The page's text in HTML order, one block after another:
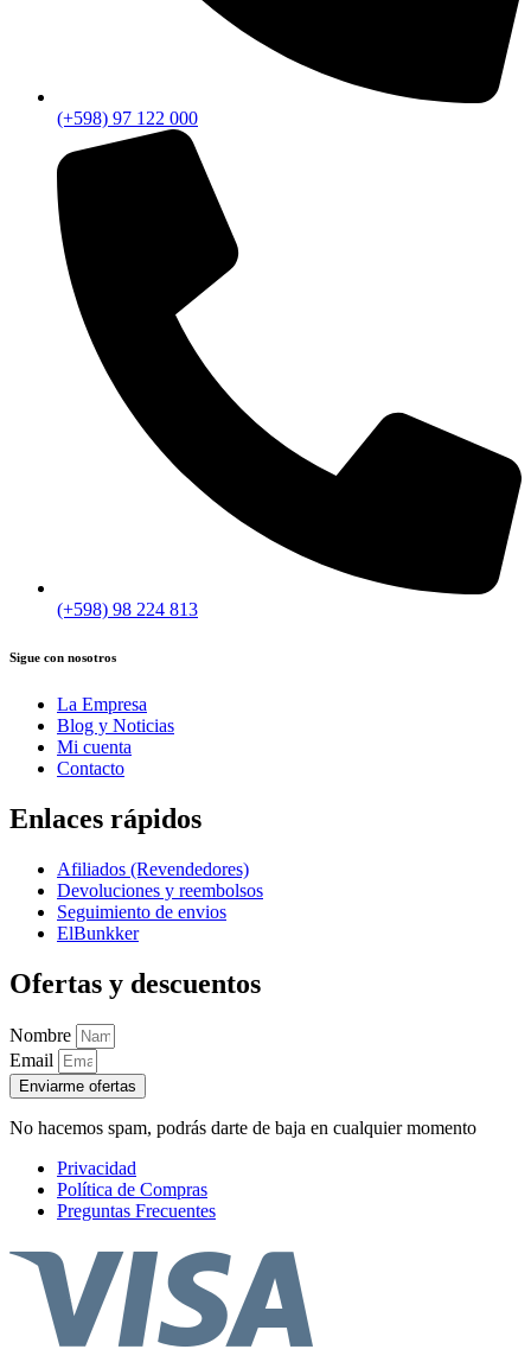
(+598) 97 122 000
(+598) 98 224 813
Sigue con nosotros
La Empresa
Blog y Noticias
Mi cuenta
Contacto
Enlaces rápidos
Afiliados (Revendedores)
Devoluciones y reembolsos
Seguimiento de envios
ElBunkker
Ofertas y descuentos
Nombre
Email
Enviarme ofertas
No hacemos spam, podrás darte de baja en cualquier momento
Privacidad
Política de Compras
Preguntas Frecuentes